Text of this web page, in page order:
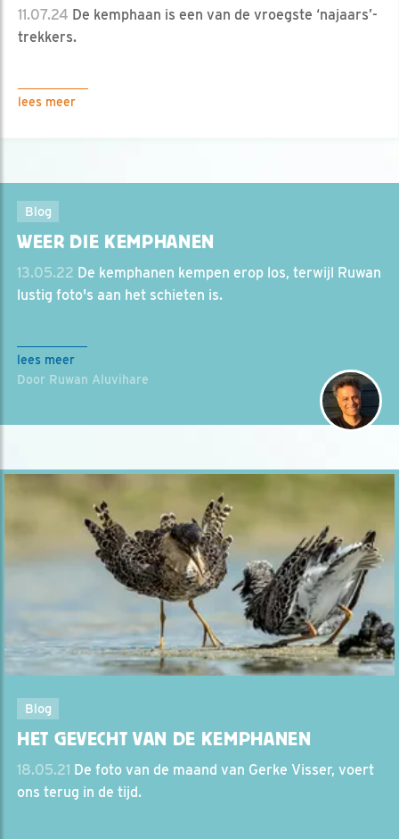
11.07.24 De kemphaan is een van de vroegste ‘najaars’-
trekkers.
lees meer
Blog
WEER DIE KEMPHANEN
13.05.22 De kemphanen kempen erop los, terwijl Ruwan
lustig foto's aan het schieten is.
lees meer
Door Ruwan Aluvihare
Blog
HET GEVECHT VAN DE KEMPHANEN
18.05.21 De foto van de maand van Gerke Visser, voert
ons terug in de tijd.